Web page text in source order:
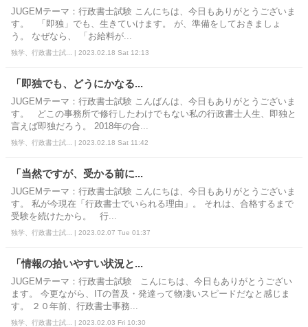
JUGEMテーマ：行政書士試験 こんにちは、今日もありがとうございま
す。 「即独」でも、生きていけます。 が、準備をしておきましょ
う。 なぜなら、 「お給料が...
独学、行政書士試... | 2023.02.18 Sat 12:13
「即独でも、どうにかなる...
JUGEMテーマ：行政書士試験 こんばんは、今日もありがとうございま
す。 どこの事務所で修行したわけでもない私の行政書士人生、即独と
言えば即独だろう。 2018年の合...
独学、行政書士試... | 2023.02.18 Sat 11:42
「当然ですが、受かる前に...
JUGEMテーマ：行政書士試験 こんにちは、今日もありがとうございま
す。 私が今現在「行政書士でいられる理由」。 それは、合格するまで
受験を続けたから。 行...
独学、行政書士試... | 2023.02.07 Tue 01:37
「情報の拾いやすい状況と...
JUGEMテーマ：行政書士試験 こんにちは、今日もありがとうござい
ます。 今更ながら、ITの普及・発達って物凄いスピードだなと感じま
す。 ２０年前、行政書士事務...
独学、行政書士試... | 2023.02.03 Fri 10:30